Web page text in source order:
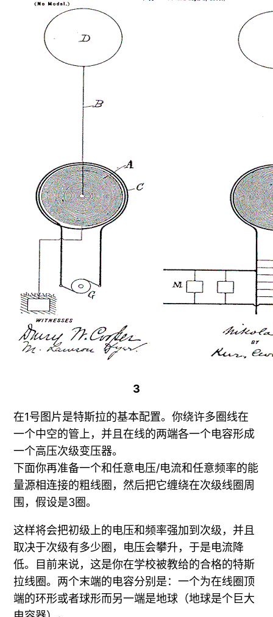
3
在1号图片是特斯拉的基本配置。你绕许多圈线在
一个中空的管上，并且在线的两端各一个电容形成
一个高压次级变压器。
下面你再准备一个和任意电压/电流和任意频率的能
量源相连接的粗线圈，然后把它缠绕在次级线圈周
围，假设是3圈。
这样将会把初级上的电压和频率强加到次级，并且
取决于次级有多少圈，电压会攀升，于是电流降
低。目前来说，这是你在学校被教给的合格的特斯
拉线圈。两个末端的电容分别是：一个为在线圈顶
端的环形或者球形而另一端是地球（地球是个巨大